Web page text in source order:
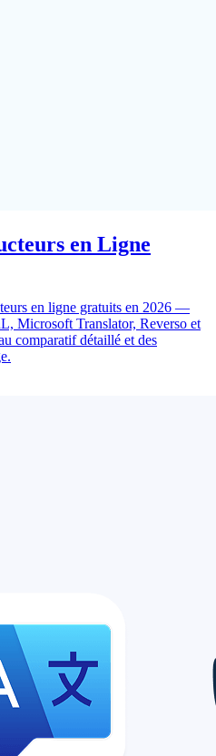
en Ligne
en ligne gratuits en 2026 —
Microsoft Translator, Reverso et
comparatif détaillé et des